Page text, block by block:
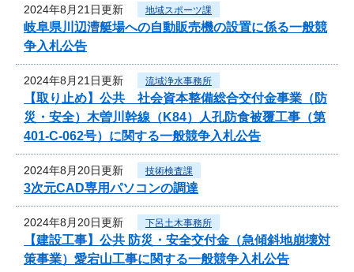
2024年8月21日更新 地域スポーツ課
岐阜県川辺漕艇場への自動販売機の設置に係る一般競
争入札公告
2024年8月21日更新 流域浄水事務所
【取り止め】公共 社会資本整備総合交付金事業（防
災・安全）木曽川幹線（K84）人孔防食被覆工事（第
401-C-062号）に関する一般競争入札公告
2024年8月20日更新 技術検査課
3次元CAD専用パソコンの調達
2024年8月20日更新 下呂土木事務所
【建設工事】公共 防災・安全交付金（急傾斜地崩壊対
策事業）愛宕山工事に関する一般競争入札公告